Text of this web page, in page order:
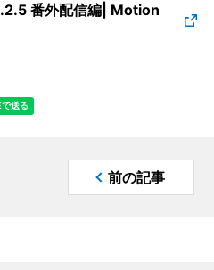
番外配信編| Motion
前の記事